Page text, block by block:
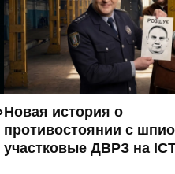
Новая история о
противостоянии с
участковые ДВРЗ на